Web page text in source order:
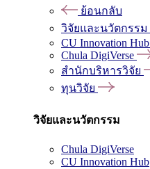
ย้อนกลับ
วิจัยและนวัตกรรม
CU Innovation Hub
Chula DigiVerse
สำนักบริหารวิจัย
ทุนวิจัย
วิจัยและนวัตกรรม
Chula DigiVerse
CU Innovation Hub